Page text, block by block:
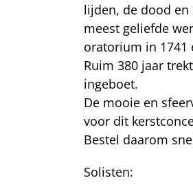
lijden, de dood en
meest geliefde
oratorium in 1741
Ruim 380 jaar
ingeboet.
De mooie en
voor dit
Bestel daarom
Solisten: